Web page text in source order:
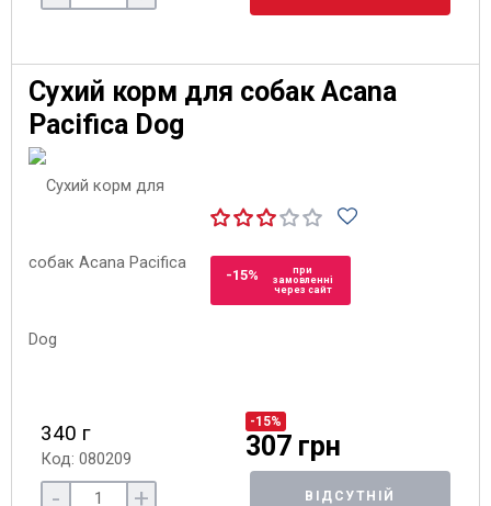
Сухий корм для собак Acana
Pacifica Dog
-15%
при
замовленні
через сайт
340 г
Код: 080209
-15%
307 грн
- + ВІДСУТНІЙ